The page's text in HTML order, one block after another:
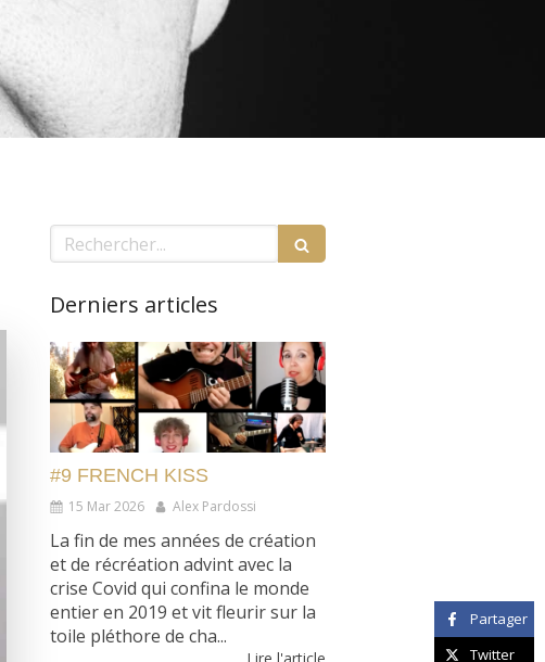
Partager
Twitter
Rechercher
Derniers articles
#9 FRENCH KISS
15 Mar 2026 Alex Pardossi
La fin de mes années de création
et de récréation advint avec la
crise Covid qui confina le monde
entier en 2019 et vit fleurir sur la
toile pléthore de cha...
Lire l'article